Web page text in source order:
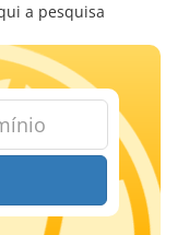
a pesquisa